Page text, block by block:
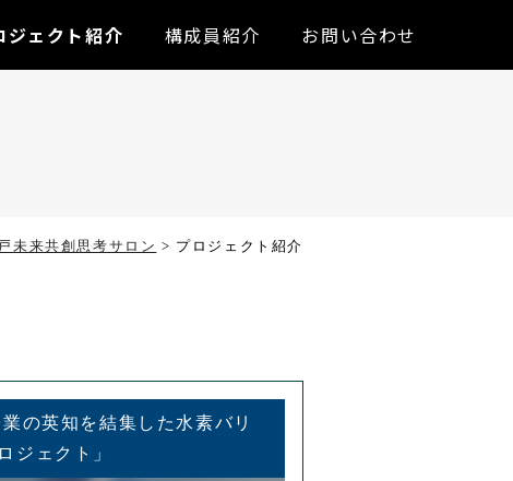
ジェクト紹介 構成員紹介 お問い合わせ
未来共創思考サロン > プロジェクト紹介
の英知を結集した水素バリ
ジェクト」